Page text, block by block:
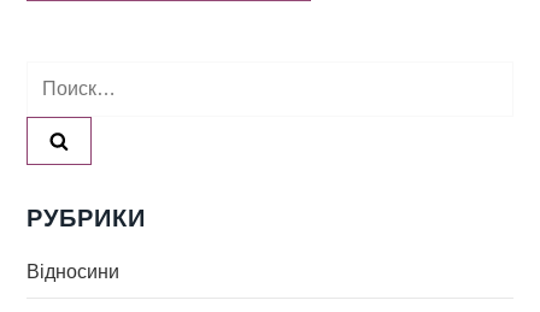
Найти:
РУБРИКИ
Відносини